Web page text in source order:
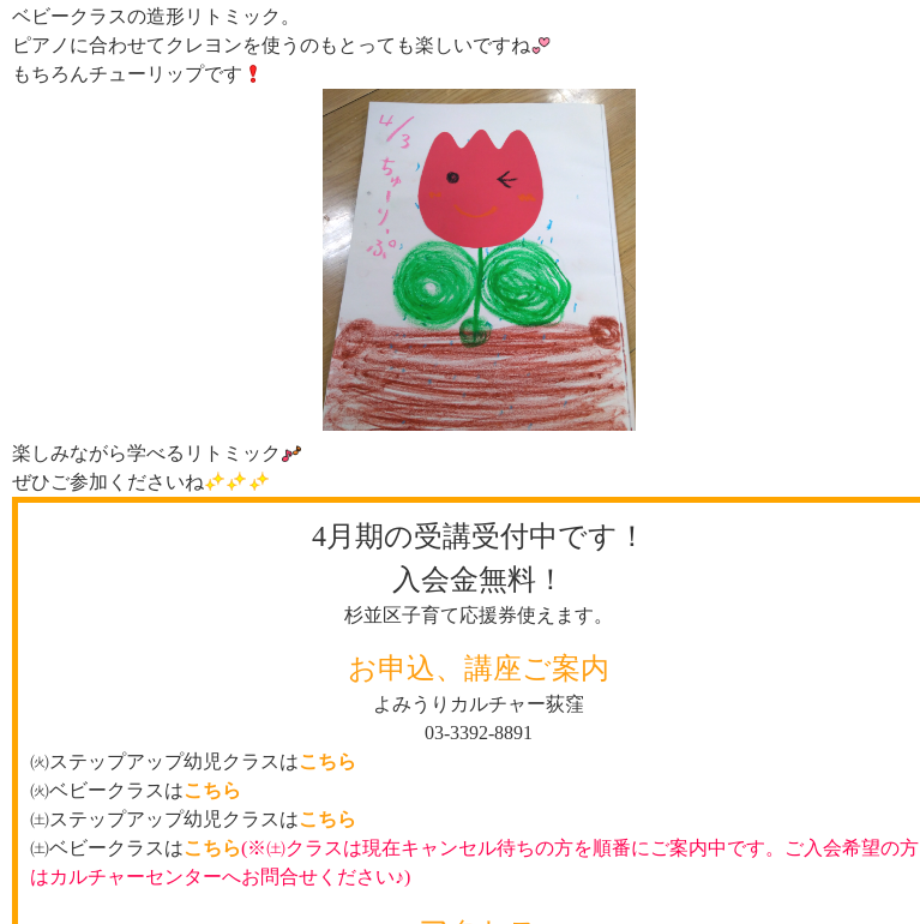
ベビークラスの造形リトミック。
ピアノに合わせてクレヨンを使うのもとっても楽しいですね
もちろんチューリップです
楽しみながら学べるリトミック
ぜひご参加くださいね
4月期の受講受付中です！
入会金無料！
杉並区子育て応援券使えます。
お申込、講座ご案内
よみうりカルチャー荻窪
03-3392-8891
㈫ステップアップ幼児クラスはこちら
㈫ベビークラスはこちら
㈯ステップアップ幼児クラスはこちら
㈯ベビークラスはこちら(※㈯クラスは現在キャンセル待ちの方を順番にご案内中です。ご入会希望の方
はカルチャーセンターへお問合せください♪)